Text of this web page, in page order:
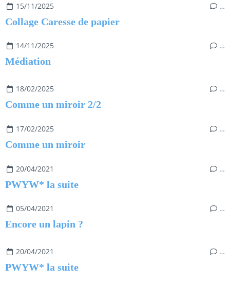
15/11/2025 …
Collage Caresse de papier
14/11/2025 …
Médiation
18/02/2025 …
Comme un miroir 2/2
17/02/2025 …
Comme un miroir
20/04/2021 …
PWYW* la suite
05/04/2021 …
Encore un lapin ?
20/04/2021 …
PWYW* la suite